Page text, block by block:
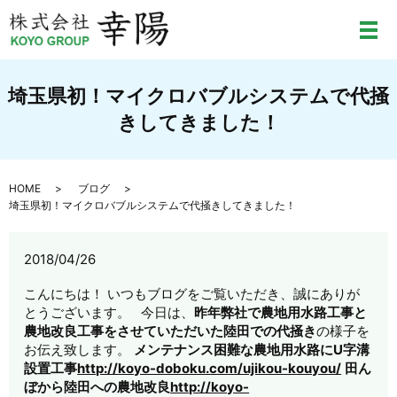
メ
埼玉県初！マイクロバブルシステムで代掻
きしてきました！
HOME
ブログ
埼玉県初！マイクロバブルシステムで代掻きしてきました！
2018/04/26
こんにちは！ いつもブログをご覧いただき、誠にありが
とうございます。 今日は、昨年弊社で農地用水路工事と
農地改良工事をさせていただいた陸田での代掻きの様子を
お伝え致します。 メンテナンス困難な農地用水路にU字溝
設置工事http://koyo-doboku.com/ujikou-kouyou/ 田ん
ぼから陸田への農地改良http://koyo-